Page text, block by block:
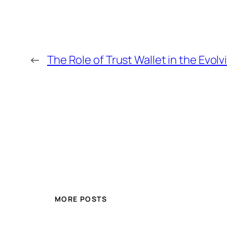
← The Role of Trust Wallet in the
MORE POSTS